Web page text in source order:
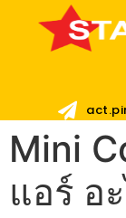
Mini
แอร์ อ